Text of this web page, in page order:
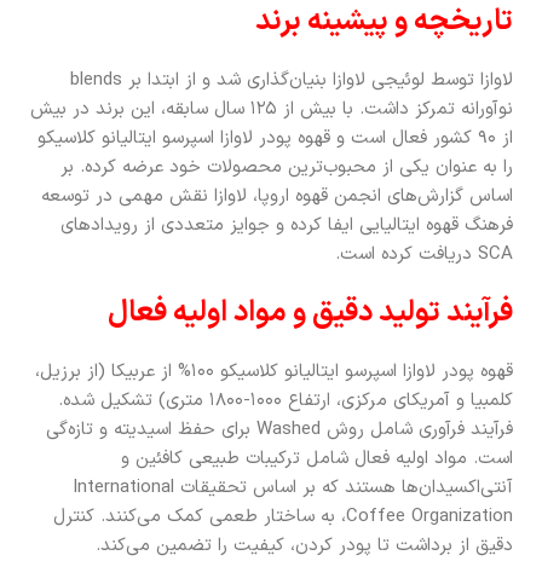
تاریخچه و پیشینه برند
لاوازا توسط لوئیجی لاوازا بنیان‌گذاری شد و از ابتدا بر blends
نوآورانه تمرکز داشت. با بیش از ۱۲۵ سال سابقه، این برند در بیش
از ۹۰ کشور فعال است و قهوه پودر لاوازا اسپرسو ایتالیانو کلاسیکو
را به عنوان یکی از محبوب‌ترین محصولات خود عرضه کرده. بر
اساس گزارش‌های انجمن قهوه اروپا، لاوازا نقش مهمی در توسعه
فرهنگ قهوه ایتالیایی ایفا کرده و جوایز متعددی از رویدادهای
SCA دریافت کرده است.
فرآیند تولید دقیق و مواد اولیه فعال
قهوه پودر لاوازا اسپرسو ایتالیانو کلاسیکو ۱۰۰% از عربیکا (از برزیل،
کلمبیا و آمریکای مرکزی، ارتفاع ۱۰۰۰-۱۸۰۰ متری) تشکیل شده.
فرآیند فرآوری شامل روش Washed برای حفظ اسیدیته و تازه‌گی
است. مواد اولیه فعال شامل ترکیبات طبیعی کافئین و
آنتی‌اکسیدان‌ها هستند که بر اساس تحقیقات International
Coffee Organization، به ساختار طعمی کمک می‌کنند. کنترل
دقیق از برداشت تا پودر کردن، کیفیت را تضمین می‌کند.